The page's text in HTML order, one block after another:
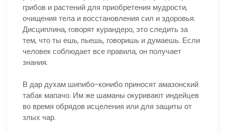
грибов и растений для приобретения мудрости,
очищения тела и восстановления сил и здоровья.
Дисциплина, говорят курандеро, это следить за
тем, что ты ешь, пьешь, говоришь и думаешь. Если
человек соблюдает все правила, он получает
знания.
В дар духам шипибо-конибо приносят амазонский
табак мапачо. Им же шаманы окуривают индейцев
во время обрядов исцеления или для защиты от
злых чар.